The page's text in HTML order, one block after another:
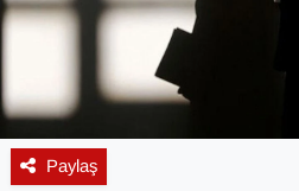
Paylaş
Eleman
Emlak